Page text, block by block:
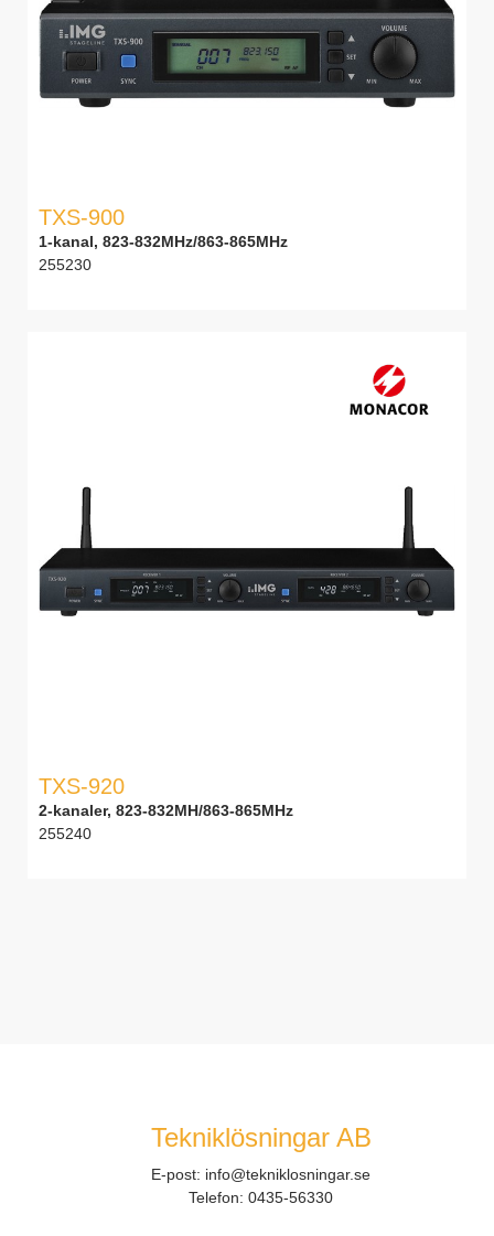
TXS-900
1-kanal, 823-832MHz/863-865MHz
255230
TXS-920
2-kanaler, 823-832MH/863-865MHz
255240
Tekniklösningar AB
E-post: info@tekniklosningar.se
Telefon: 0435-56330